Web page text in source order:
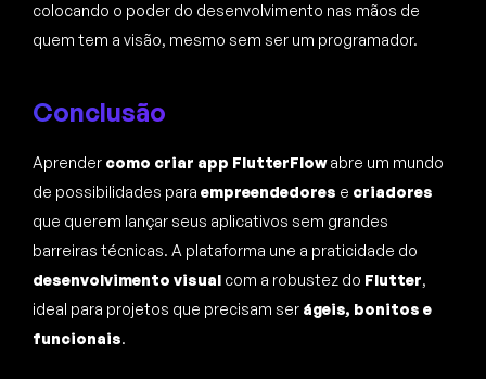
colocando o poder do desenvolvimento nas mãos de
quem tem a visão, mesmo sem ser um programador.
Conclusão
Aprender como criar app FlutterFlowabre um mundo
de possibilidades para empreendedores e criadores
que querem lançar seus aplicativos sem grandes
barreiras técnicas. A plataforma une a praticidade do
desenvolvimento visual com a robustez do Flutter,
ideal para projetos que precisam ser ágeis, bonitos e
funcionais.